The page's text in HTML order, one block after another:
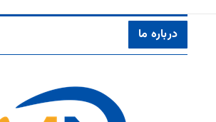
درباره ما